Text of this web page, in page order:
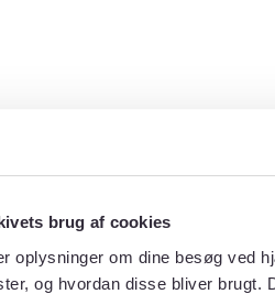
brug af cookies
oplysninger om dine besøg ved
og hvordan disse bliver